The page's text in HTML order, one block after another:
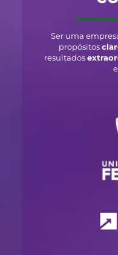
Ser uma
propósitos
resultados